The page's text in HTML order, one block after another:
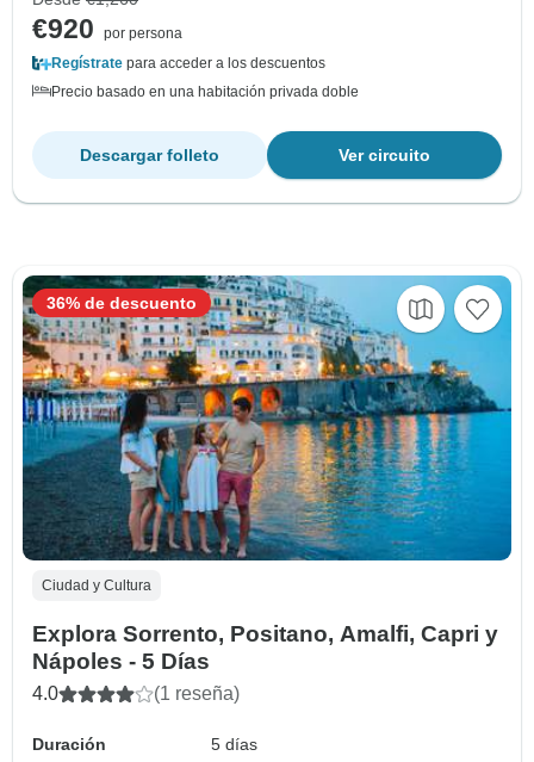
€920
por persona
Regístrate para acceder a los descuentos
Precio basado en una habitación privada doble
Ver circuito
Descargar folleto
Ciudad y Cultura
Explora Sorrento, Positano, Amalfi, Capri y
Nápoles - 5 Días
4.0 (1 reseña)
Duración
5 días
36% de descuento